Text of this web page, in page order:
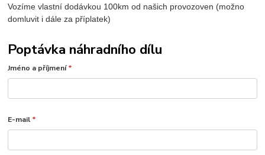
Vozíme vlastní dodávkou 100km od našich provozoven (možno
domluvit i dále za příplatek)
Poptávka náhradního dílu
Jméno a příjmení*
E-mail *